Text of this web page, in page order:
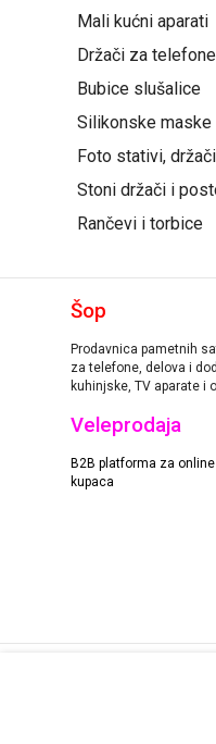
Mali kućni aparati
Držači za
Bubice slušalice
Silikonske maske
Foto stativi,
Stoni držači i
Rančevi i torbice
Šop
Prodavnica pametnih
za telefone, delova i
kuhinjske, TV aparate i
Veleprodaja
B2B platforma za
kupaca
Cene su